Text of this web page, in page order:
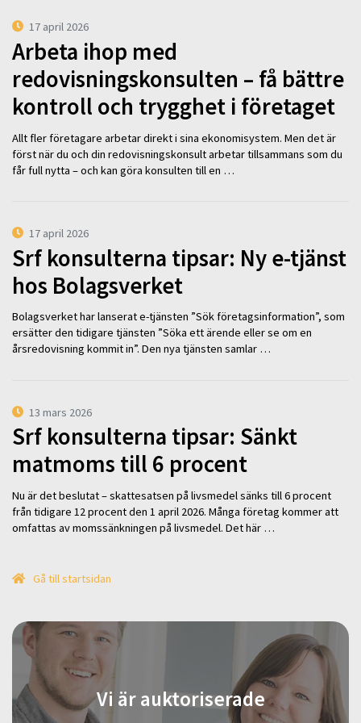
17 april 2026
Arbeta ihop med
redovisningskonsulten – få bättre
kontroll och trygghet i företaget
Allt fler företagare arbetar direkt i sina ekonomisystem. Men det är
först när du och din redovisningskonsult arbetar tillsammans som du
får full nytta – och kan göra konsulten till en …
17 april 2026
Srf konsulterna tipsar: Ny e-tjänst
hos Bolagsverket
Bolagsverket har lanserat e-tjänsten ”Sök företagsinformation”, som
ersätter den tidigare tjänsten ”Söka ett ärende eller se om en
årsredovisning kommit in”. Den nya tjänsten samlar …
13 mars 2026
Srf konsulterna tipsar: Sänkt
matmoms till 6 procent
Nu är det beslutat – skattesatsen på livsmedel sänks till 6 procent
från tidigare 12 procent den 1 april 2026. Många företag kommer att
omfattas av momssänkningen på livsmedel. Det här …
Gå till startsidan
Vi är auktoriserade